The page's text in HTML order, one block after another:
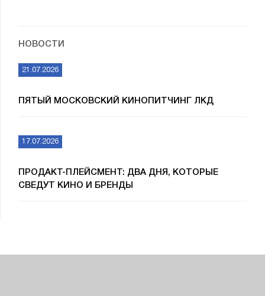
НОВОСТИ
21.07.2026
ПЯТЫЙ МОСКОВСКИЙ КИНОПИТЧИНГ ЛКД
17.07.2026
ПРОДАКТ-ПЛЕЙСМЕНТ: ДВА ДНЯ, КОТОРЫЕ
СВЕДУТ КИНО И БРЕНДЫ